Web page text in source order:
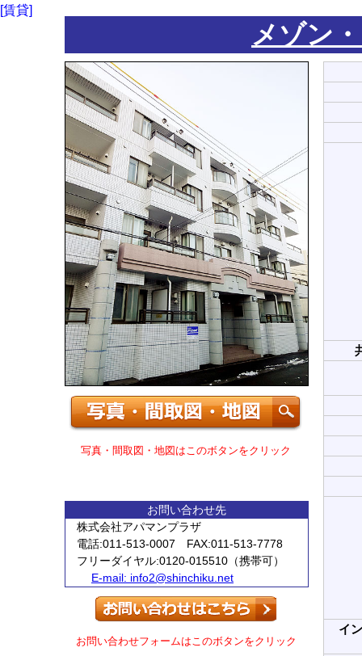
[賃貸]
メゾン
写真・間取図・地図はこのボタンをクリック
お問い合わせ先
株式会社アパマンプラザ
電話:011-513-0007 FAX:011-513-7778
フリーダイヤル:0120-015510（携帯可）
E-mail: info2@shinchiku.net
お問い合わせフォームはこのボタンをクリック
イ